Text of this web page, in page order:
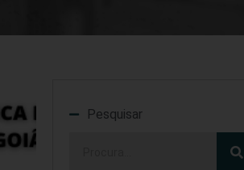
Pesquisar